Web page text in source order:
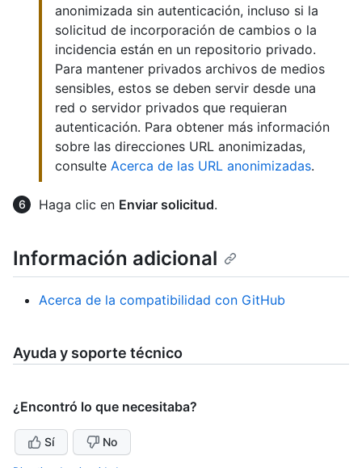
anonimizada sin autenticación, incluso si la
solicitud de incorporación de cambios o la
incidencia están en un repositorio privado.
Para mantener privados archivos de medios
sensibles, estos se deben servir desde una
red o servidor privados que requieran
autenticación. Para obtener más información
sobre las direcciones URL anonimizadas,
consulte Acerca de las URL anonimizadas.
Haga clic en Enviar solicitud.
Información adicional
Acerca de la compatibilidad con GitHub
Ayuda y soporte técnico
¿Encontró lo que necesitaba?
Sí No